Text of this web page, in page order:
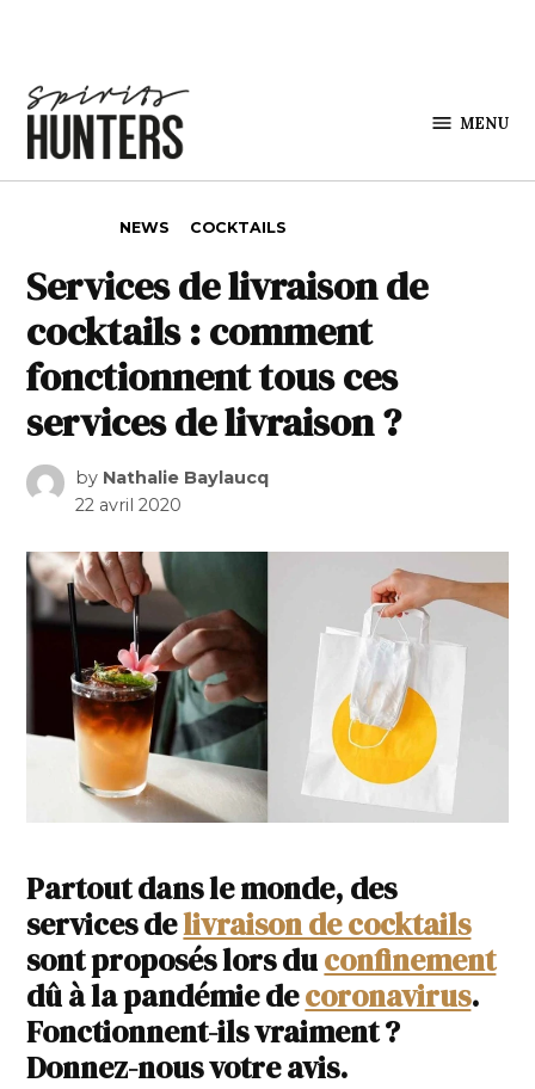
MENU
NEWS COCKTAILS
Services de livraison de
cocktails : comment
fonctionnent tous ces
services de livraison ?
by Nathalie Baylaucq
22 avril 2020
Partout dans le monde, des
services delivraison de cocktails
sont proposés lors duconfinement
dû à la pandémie decoronavirus.
Fonctionnent-ils vraiment ?
Donnez-nous votre avis.